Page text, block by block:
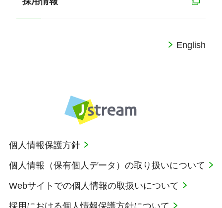
English
個人情報保護方針
個人情報（保有個人データ）の取り扱いについて
Webサイトでの個人情報の取扱いについて
採用における個人情報保護方針について